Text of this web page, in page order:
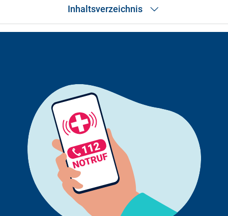
Inhaltsverzeichnis
Diagnose - Wie lässt sich Katzenseuche nachweisen?
Behandlung – Welche Therapiemöglichkeiten gibt es für meine
Tierarztkosten bei Katzenseuche: Was muss man selbst bezahlen?
Katzenseuche vorbeugen
Häufige Fragen